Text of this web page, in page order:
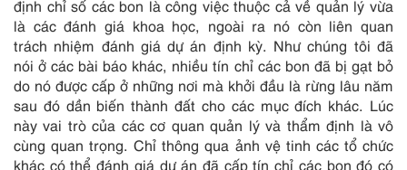
định chỉ số các bon là công việc thuộc cả về quản lý vừa
là các đánh giá khoa học, ngoài ra nó còn liên quan
trách nhiệm đánh giá dự án định kỳ. Như chúng tôi đã
nói ở các bài báo khác, nhiều tín chỉ các bon đã bị gạt bỏ
do nó được cấp ở những nơi mà khởi đầu là rừng lâu năm
sau đó dần biến thành đất cho các mục đích khác. Lúc
này vai trò của các cơ quan quản lý và thẩm định là vô
cùng quan trọng. Chỉ thông qua ảnh vệ tinh các tổ chức
khác có thể đánh giá dự án đã cấp tín chỉ các bon đó có